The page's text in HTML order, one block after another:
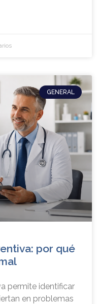
GENERAL
por qué
permite identificar
en problemas